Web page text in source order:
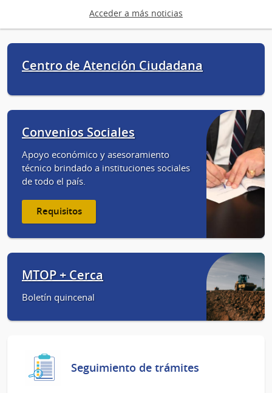
Acceder a más noticias
Centro de Atención Ciudadana
Convenios Sociales
Apoyo económico y asesoramiento
técnico brindado a instituciones sociales
de todo el país.
Requisitos
MTOP + Cerca
Boletín quincenal
Seguimiento de trámites